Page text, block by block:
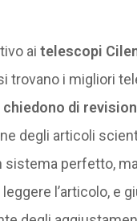
ai telescopi
trovano i migliori
chiedono di
degli articoli
sistema perfetto,
l’articolo, e